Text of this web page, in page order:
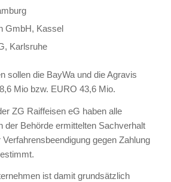
GmbH, Kassel
Karlsruhe
sollen die BayWa und die Agravis
Mio bzw. EURO 43,6 Mio.
ZG Raiffeisen eG haben alle
der Behörde ermittelten Sachverhalt
gegen Zahlung
ist damit grundsätzlich